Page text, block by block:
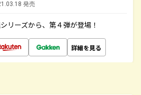
発売
リーズから、第４弾が登場！
詳細を見る